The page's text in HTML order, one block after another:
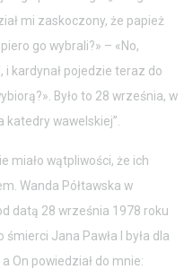
mi zaskoczony, że papież
go wybrali?» – «No,
i kardynał pojedzie teraz do
Było to 28 września, w
katedry wawelskiej”.
miało wątpliwości, że ich
Wanda Półtawska w
datą 28 września 1978 roku
śmierci Jana Pawła I była dla
On powiedział do mnie: